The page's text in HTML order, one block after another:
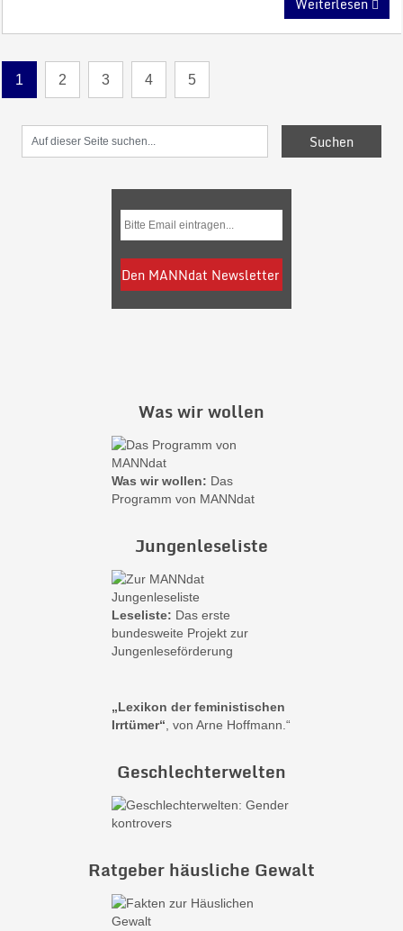
1 2 3 4 5
Was wir wollen
Was wir wollen: Das
Programm von MANNdat
Jungenleseliste
Leseliste: Das erste
bundesweite Projekt zur
Jungenleseförderung
„Lexikon der feministischen
Irrtümer“ , von Arne Hoffmann.“
Geschlechterwelten
Ratgeber häusliche Gewalt